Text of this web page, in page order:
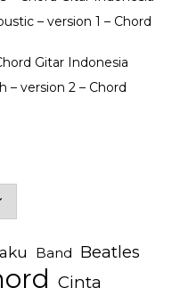
– version 1 – Chord
Gitar Indonesia
– version 2 – Chord
aku Band Beatles
Cinta